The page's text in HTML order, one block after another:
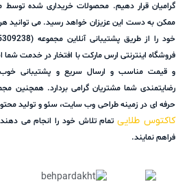
گرامیان قرار دهیم. محصولات خریداری شده توسط
ممکن به دست این عزیزان خواهد رسید. می توانید هر
فروشگاه اینترنتی ارس مارکت با افتخار در خدمت شما
و قیمت مناسب و ارسال سریع و پشتیبانی خوب
رضایتمندی شما مشتریان گرامی بردارد. همچنین
حرفه ای در زمینه طراحی وب سایت، سئو و تولید محتوا
کاکتوس طلاییتمام تلاش خود را انجام می
فراهم نمایند.